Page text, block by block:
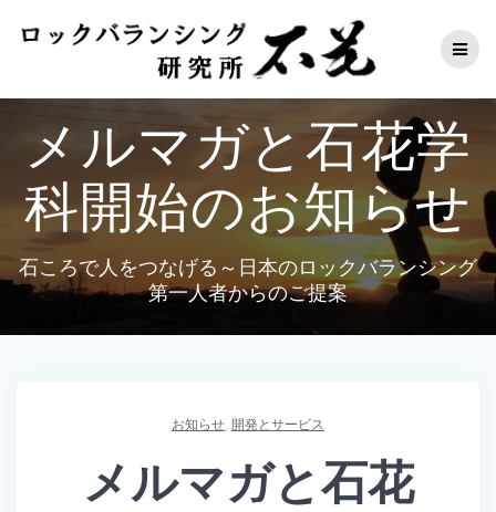
ン
ツ
へ
ス
キ
ッ
プ
メルマガと石花学
科開始のお知らせ
石ころで人をつなげる～日本のロックバランシング
第一人者からのご提案
お知らせ, 開発とサービス
メルマガと石花